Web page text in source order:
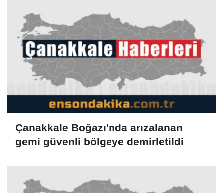
Çanakkale Boğazı'nda arızalanan
gemi güvenli bölgeye demirletildi